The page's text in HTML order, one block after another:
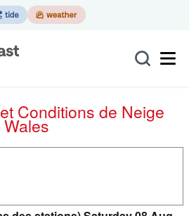
et Conditions de Neige